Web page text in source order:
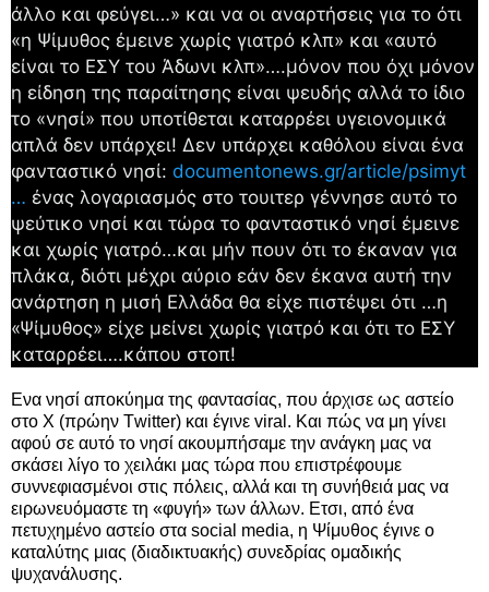
άλλο και φεύγει…» και να οι αναρτήσεις για το ότι
«η Ψίμυθος έμεινε χωρίς γιατρό κλπ» και «αυτό
είναι το ΕΣΥ του Άδωνι κλπ»….μόνον που όχι μόνον
η είδηση της παραίτησης είναι ψευδής αλλά το ίδιο
το «νησί» που υποτίθεται καταρρέει υγειονομικά
απλά δεν υπάρχει! Δεν υπάρχει καθόλου είναι ένα
φανταστικό νησί: documentonews.gr/article/psimyt
… ένας λογαριασμός στο τουιτερ γέννησε αυτό το
ψεύτικο νησί και τώρα το φανταστικό νησί έμεινε
και χωρίς γιατρό…και μήν πουν ότι το έκαναν για
πλάκα, διότι μέχρι αύριο εάν δεν έκανα αυτή την
ανάρτηση η μισή Ελλάδα θα είχε πιστέψει ότι …η
«Ψίμυθος» είχε μείνει χωρίς γιατρό και ότι το ΕΣΥ
καταρρέει….κάπου στοπ!
Ενα νησί αποκύημα της φαντασίας, που άρχισε ως αστείο
στο X (πρώην Τwitter) και έγινε viral. Και πώς να μη γίνει
αφού σε αυτό το νησί ακουμπήσαμε την ανάγκη μας να
σκάσει λίγο το χειλάκι μας τώρα που επιστρέφουμε
συννεφιασμένοι στις πόλεις, αλλά και τη συνήθειά μας να
ειρωνευόμαστε τη «φυγή» των άλλων. Ετσι, από ένα
πετυχημένο αστείο στα social media, η Ψίμυθος έγινε ο
καταλύτης μιας (διαδικτυακής) συνεδρίας ομαδικής
ψυχανάλυσης.